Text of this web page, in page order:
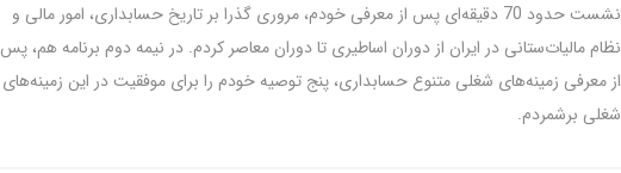
نشست حدود 70 دقیقه‌ای پس از معرفی خودم، مروری گذرا بر تاریخ حسابداری، امور مالی و
نظام مالیات‌ستانی در ایران از دوران اساطیری تا دوران معاصر کردم. در نیمه دوم برنامه هم، پس
از معرفی زمینه‌های شغلی متنوع حسابداری، پنج توصیه خودم را برای موفقیت در این زمینه‌های
شغلی برشمردم.